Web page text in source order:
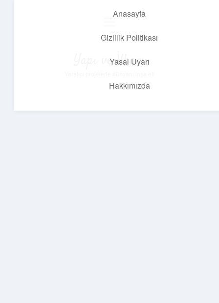
Anasayfa
Gizlilik Politikası
Yasal Uyarı
Hakkımızda
Yapı ve İlham